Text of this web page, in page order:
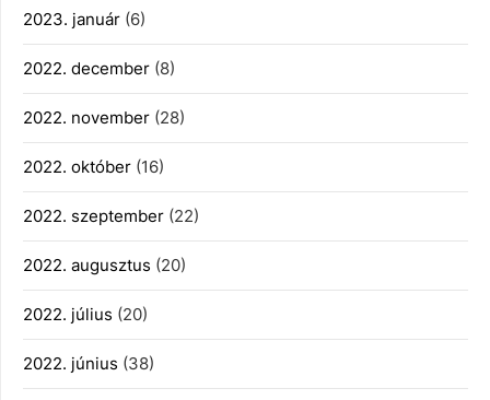
2023. január (6)
2022. december (8)
2022. november (28)
2022. október (16)
2022. szeptember (22)
2022. augusztus (20)
2022. július (20)
2022. június (38)